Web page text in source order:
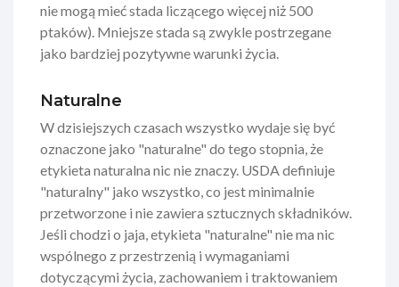
nie mogą mieć stada liczącego więcej niż 500
ptaków). Mniejsze stada są zwykle postrzegane
jako bardziej pozytywne warunki życia.
Naturalne
W dzisiejszych czasach wszystko wydaje się być
oznaczone jako "naturalne" do tego stopnia, że
etykieta naturalna nic nie znaczy. USDA definiuje
"naturalny" jako wszystko, co jest minimalnie
przetworzone i nie zawiera sztucznych składników.
Jeśli chodzi o jaja, etykieta "naturalne" nie ma nic
wspólnego z przestrzenią i wymaganiami
dotyczącymi życia, zachowaniem i traktowaniem